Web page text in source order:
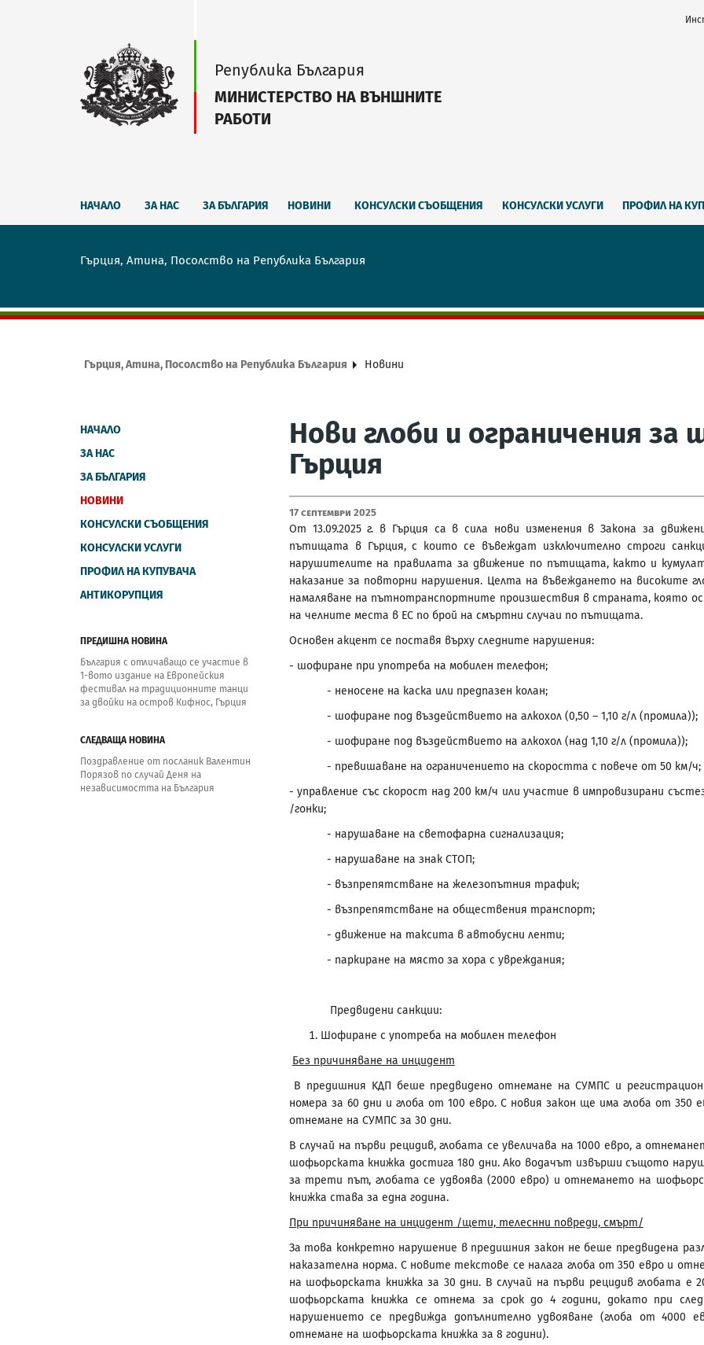
Република България
МИНИСТЕРСТВО НА ВЪНШНИТЕ
РАБОТИ
НАЧАЛО ЗА НАС ЗА БЪЛГАРИЯ НОВИНИ КОНСУЛСКИ СЪОБЩЕНИЯ КОНСУЛСКИ УСЛУГИ ПРОФИЛ НА
Гърция, Атина, Посолство на Република България
Гърция, Атина, Посолство на Република България Новини
НАЧАЛО
ЗА НАС
ЗА БЪЛГАРИЯ
НОВИНИ
КОНСУЛСКИ СЪОБЩЕНИЯ
КОНСУЛСКИ УСЛУГИ
ПРОФИЛ НА КУПУВАЧА
АНТИКОРУПЦИЯ
ПРЕДИШНА НОВИНА
България с отличаващо се участие в
1-вото издание на Европейския
фестивал на традиционните танци
за двойки на остров Кифнос, Гърция
СЛЕДВАЩА НОВИНА
Поздравление от посланик Валентин
Порязов по случай Деня на
независимостта на България
Нови глоби и ограничения
Гърция
17 Септември 2025
От 13.09.2025 г. в Гърция са в сила нови изменения в Закона за
пътищата в Гърция, с които се въвеждат изключително строги
нарушителите на правилата за движение по пътищата, както и
наказание за повторни нарушения. Целта на въвеждането на високите
намаляване на пътнотранспортните произшествия в страната, която
на челните места в ЕС по брой на смъртни случаи по пътищата.
Основен акцент се поставя върху следните нарушения:
- шофиране при употреба на мобилен телефон;
- неносене на каска или предпазен колан;
- шофиране под въздействието на алкохол (0,50 – 1,10 г/л (промила));
- шофиране под въздействието на алкохол (над 1,10 г/л (промила));
- превишаване на ограничението на скоростта с повече от 50 км/ч;
- управление със скорост над 200 км/ч или участие в импровизирани
/гонки;
- нарушаване на светофарна сигнализация;
- нарушаване на знак СТОП;
- възпрепятстване на железопътния трафик;
- възпрепятстване на обществения транспорт;
- движение на таксита в автобусни ленти;
- паркиране на място за хора с увреждания;
Предвидени санкции:
Шофиране с употреба на мобилен телефон
Без причиняване на инцидент
В предишния KДП беше предвидено отнемане на СУМПС и
номера за 60 дни и глоба от 100 евро. С новия закон ще има глоба от 350
отнемане на СУМПС за 30 дни.
В случай на първи рецидив, глобата се увеличава на 1000 евро, а
шофьорската книжка достига 180 дни. Ако водачът извърши същото
за трети път, глобата се удвоява (2000 евро) и отнемането на
книжка става за една година.
При причиняване на инцидент /щети, телеснни повреди, смърт/
За това конкретно нарушение в предишния закон не беше предвидена
наказателна норма. С новите текстове се налага глоба от 350 евро и
на шофьорската книжка за 30 дни. В случай на първи рецидив глобата е
шофьорската книжка се отнема за срок до 4 години, докато при
нарушението се предвижда допълнително удвояване (глоба от 4000
отнемане на шофьорската книжка за 8 години).